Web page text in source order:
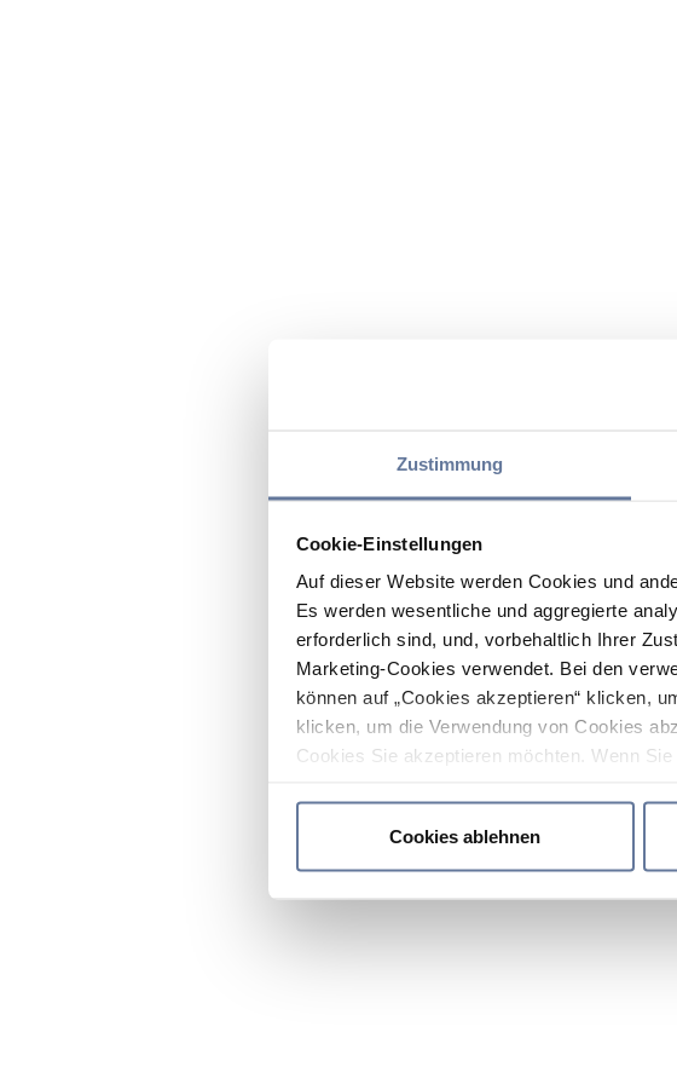
Zustimmung
Cookie-Einstellungen
Auf dieser Website werden Cookies und
Es werden wesentliche und aggregierte
erforderlich sind, und, vorbehaltlich Ihrer
Marketing-Cookies verwendet. Bei den
können auf „Cookies akzeptieren“ klicken,
klicken, um die Verwendung von Cookies
Cookies Sie akzeptieren möchten. Wenn
Cookies ablehnen